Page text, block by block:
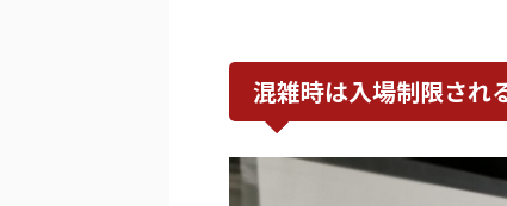
混雑時は入場制限され